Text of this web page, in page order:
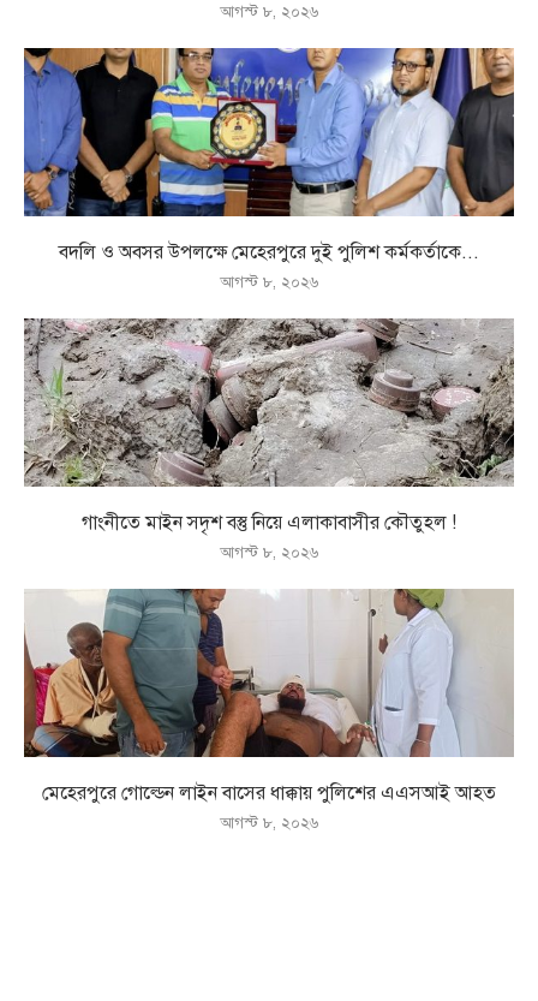
আগস্ট ৮, ২০২৬
বদলি ও অবসর উপলক্ষে মেহেরপুরে দুই পুলিশ কর্মকর্তাকে...
আগস্ট ৮, ২০২৬
গাংনীতে মাইন সদৃশ বস্তু নিয়ে এলাকাবাসীর কৌতুহল !
আগস্ট ৮, ২০২৬
মেহেরপুরে গোল্ডেন লাইন বাসের ধাক্কায় পুলিশের এএসআই আহত
আগস্ট ৮, ২০২৬